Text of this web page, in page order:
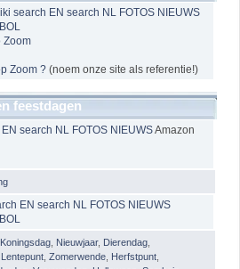
search EN search NL FOTOS NIEUWS
BOL
Zoom ? (noem onze site als referentie!)
feestdagen
search NL FOTOS NIEUWSAmazon
EN search NL FOTOS NIEUWS
BOL
Koningsdag Nieuwjaar, Dierendag
Lentepunt Zomerwende Herfstpunt